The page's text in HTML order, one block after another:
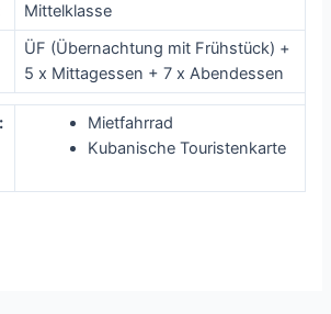
Mittelklasse
ÜF (Übernachtung mit Frühstück) +
5 x Mittagessen + 7 x Abendessen
Mietfahrrad
Kubanische Touristenkarte